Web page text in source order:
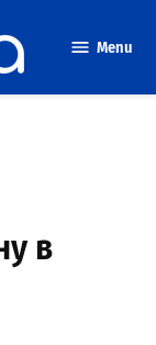
Menu
в